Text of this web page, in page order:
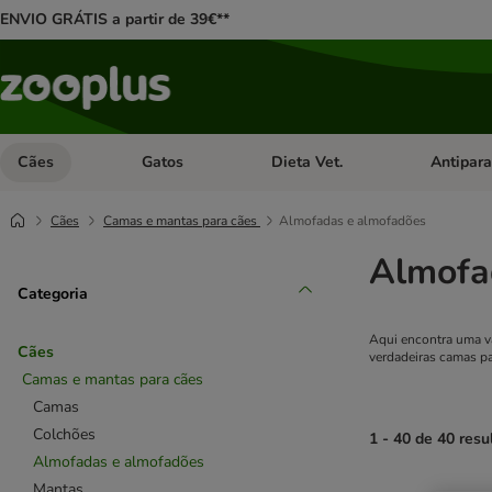
ENVIO GRÁTIS a partir de 39€**
Cães Abrir menu de categoria: Cães
Gatos Abrir menu de categoria: Gatos
Dieta Vet. Abrir
Cães Camas e mantas para cães Almofadas e almofadões
Categoria
Cães
Camas e mantas para cães
Camas
Colchões
Almofadas e almofadões
Aqui encontra uma
verdadeiras camas
1 - 40 de 40